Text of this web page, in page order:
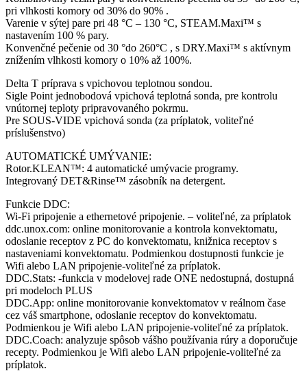
pri vlhkosti komory od 30% do 90% .
Varenie v sýtej pare pri 48 °C – 130 °C, STEAM.Maxi™ s
nastavením 100 % pary.
Konvenčné pečenie od 30 °do 260°C , s DRY.Maxi™ s aktívnym
znížením vlhkosti komory o 10% až 100%.
Delta T príprava s vpichovou teplotnou sondou.
Sigle Point jednobodová vpichová teplotná sonda, pre kontrolu
vnútornej teploty pripravovaného pokrmu.
Pre SOUS-VIDE vpichová sonda (za príplatok, voliteľné
príslušenstvo)
AUTOMATICKÉ UMÝVANIE:
Rotor.KLEAN™: 4 automatické umývacie programy.
Integrovaný DET&Rinse™ zásobník na detergent.
Funkcie DDC:
Wi-Fi pripojenie a ethernetové pripojenie. – voliteľné, za príplatok
ddc.unox.com: online monitorovanie a kontrola konvektomatu,
odoslanie receptov z PC do konvektomatu, knižnica receptov s
nastaveniami konvektomatu. Podmienkou dostupnosti funkcie je
Wifi alebo LAN pripojenie-voliteľné za príplatok.
DDC.Stats: -funkcia v modelovej rade ONE nedostupná, dostupná
pri modeloch PLUS
DDC.App: online monitorovanie konvektomatov v reálnom čase
cez váš smartphone, odoslanie receptov do konvektomatu.
Podmienkou je Wifi alebo LAN pripojenie-voliteľné za príplatok.
DDC.Coach: analyzuje spôsob vášho používania rúry a doporučuje
recepty. Podmienkou je Wifi alebo LAN pripojenie-voliteľné za
príplatok.